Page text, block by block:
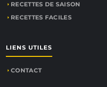
RECETTES DE SAISON
RECETTES FACILES
LIENS UTILES
CONTACT